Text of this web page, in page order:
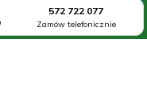
572 722 077
Zamów telefonicznie